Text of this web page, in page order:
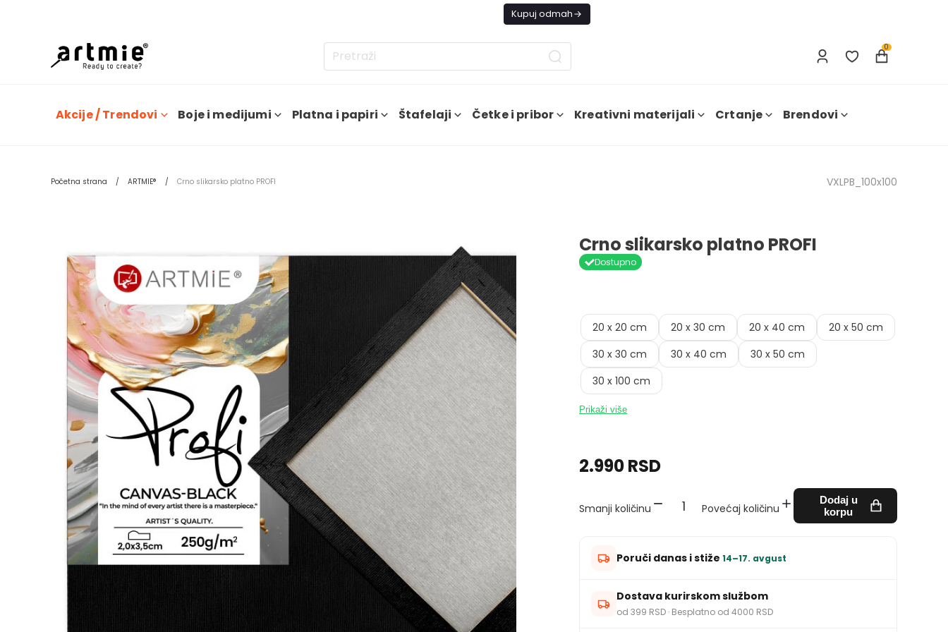
Kupuj odmah
0
Akcije / Trendovi Boje i medijumi Platna i papiri Štafelaji Četke i pribor Kreativni materijali Crtanje Brendovi
Početna strana ARTMIE® Crno slikarsko platno PROFI VXLPB_100x100
Crno slikarsko platno PROFI
Dostupno
20 x 20 cm 20 x 30 cm 20 x 40 cm
20 x 50 cm
30 x 30 cm
30 x 40 cm
30 x 50 cm
30 x 100 cm
Prikaži više
2.990 RSD
Smanji količinu Povećaj količinu
Dodaj u
korpu
Poruči danas i stiže 14–17. avgust
Dostava kurirskom službom
od 399 RSD · Besplatno od 4000 RSD